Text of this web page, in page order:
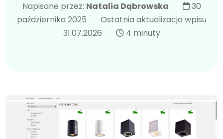
Napisane przez: Natalia Dąbrowska
30
października 2025
Ostatnia aktualizacja wpisu
31.07.2026
4 minuty